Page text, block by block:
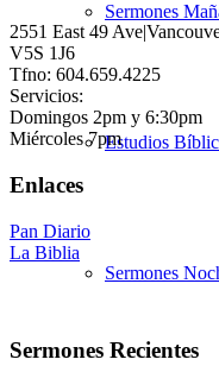
Sermones
Estudios
Sermones
2551 East 49
V5S 1J6
Tfno: 604.659.4225
Servicios:
Domingos 2pm y 6:30pm
Miércoles 7pm
Enlaces
Pan Diario
La Biblia
Sermones Recientes